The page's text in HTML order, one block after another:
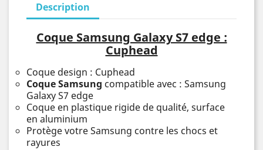
Description
Coque Samsung Galaxy S7 edge :
Cuphead
Coque design : Cuphead
Coque Samsung compatible avec : Samsung
Galaxy S7 edge
Coque en plastique rigide de qualité, surface
en aluminium
Protège votre Samsung contre les chocs et
rayures